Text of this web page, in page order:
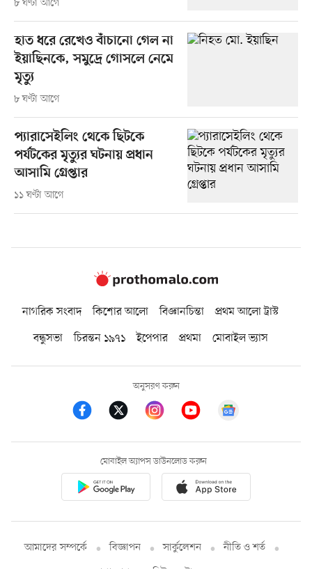
৮ ঘণ্টা আগে
হাত ধরে রেখেও বাঁচানো গেল না
ইয়াছিনকে, সমুদ্রে গোসলে নেমে
মৃত্যু
৮ ঘণ্টা আগে
প্যারাসেইলিং থেকে ছিটকে
পর্যটকের মৃত্যুর ঘটনায় প্রধান
আসামি গ্রেপ্তার
১১ ঘণ্টা আগে
নাগরিক সংবাদ কিশোর আলো বিজ্ঞানচিন্তা
প্রথম আলো ট্রাস্ট
বন্ধুসভা
চিরন্তন ১৯৭১ ইপেপার প্রথমা মোবাইল ভ্যাস
অনুসরণ করুন
মোবাইল অ্যাপস ডাউনলোড করুন
আমাদের সম্পর্কে বিজ্ঞাপন সার্কুলেশন
নীতি ও শর্ত